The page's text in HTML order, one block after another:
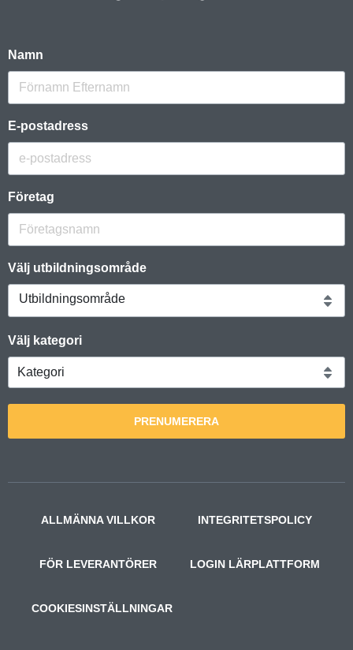
Namn
E-postadress
Företag
Välj utbildningsområde
Utbildningsområde
Välj kategori
PRENUMERERA
ALLMÄNNA VILLKOR INTEGRITETSPOLICY
FÖR LEVERANTÖRER LOGIN LÄRPLATTFORM
COOKIESINSTÄLLNINGAR